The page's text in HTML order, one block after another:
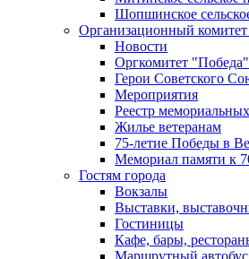
Шопшинское
Организационный
Новости
Оргкомитет "Победа"
Герои Советского
Мероприятия
Реестр
Жилье ветеранам
75-летие Победы в
Мемориал памяти к
Гостям города
Вокзалы
Выставки,
Гостиницы
Кафе, бары,
Маршрутный автобус